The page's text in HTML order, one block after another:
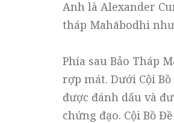
Anh là Alexander
tháp Mahābodhi
Phía sau Bảo Tháp
rợp mát. Dưới Cội
được đánh dấu và
chứng đạo. Cội Bồ